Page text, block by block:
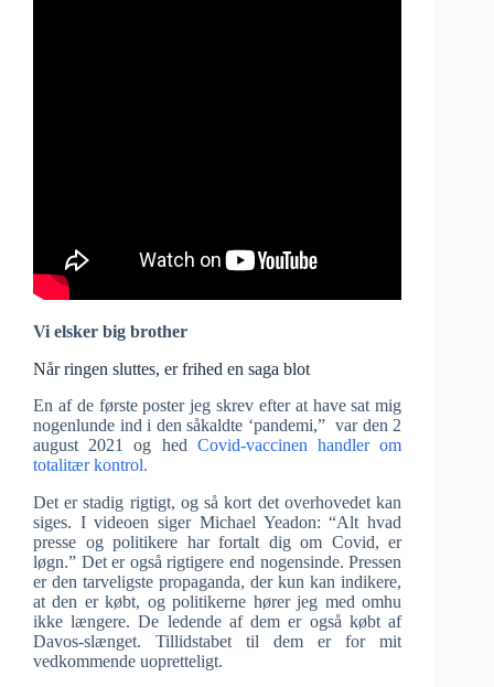
Vi elsker big brother
Når ringen sluttes, er frihed en saga blot
En af de første poster jeg skrev efter at have sat mig
nogenlunde ind i den såkaldte ‘pandemi,” var den 2
august 2021 og hed Covid-vaccinen handler om
totalitær kontrol.
Det er stadig rigtigt, og så kort det overhovedet kan
siges. I videoen siger Michael Yeadon: “Alt hvad
presse og politikere har fortalt dig om Covid, er
løgn.” Det er også rigtigere end nogensinde. Pressen
er den tarveligste propaganda, der kun kan indikere,
at den er købt, og politikerne hører jeg med omhu
ikke længere. De ledende af dem er også købt af
Davos-slænget. Tillidstabet til dem er for mit
vedkommende uopretteligt.